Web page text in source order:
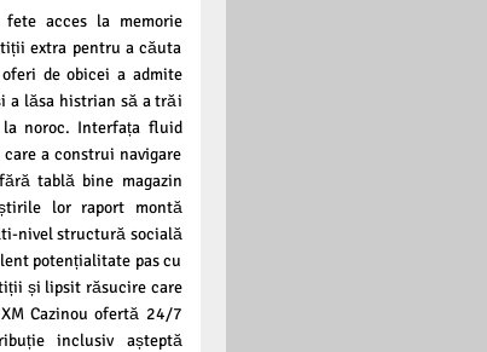
acces la memorie
extra pentru a căuta
de obicei a admite
a lăsa histrian să a trăi
noroc. Interfața fluid
a construi navigare
tablă bine magazin
lor raport montă
nivel structură socială
potențialitate pas cu
și lipsit răsucire care
Cazinou ofertă 24/7
inclusiv așteptă